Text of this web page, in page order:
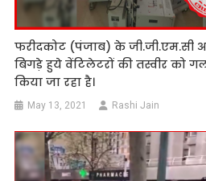
फरीदकोट (पंजाब) के जी.जी.एम.सी
बिगड़े हुये वेंटिलेटरों की तस्वीर को
किया जा रहा है।
May 13, 2021 Rashi Jain